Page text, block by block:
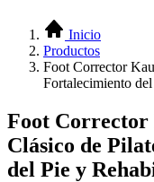
Inicio
Productos
Foot Corrector
Fortalecimiento
Foot Corrector
Clásico de
del Pie y